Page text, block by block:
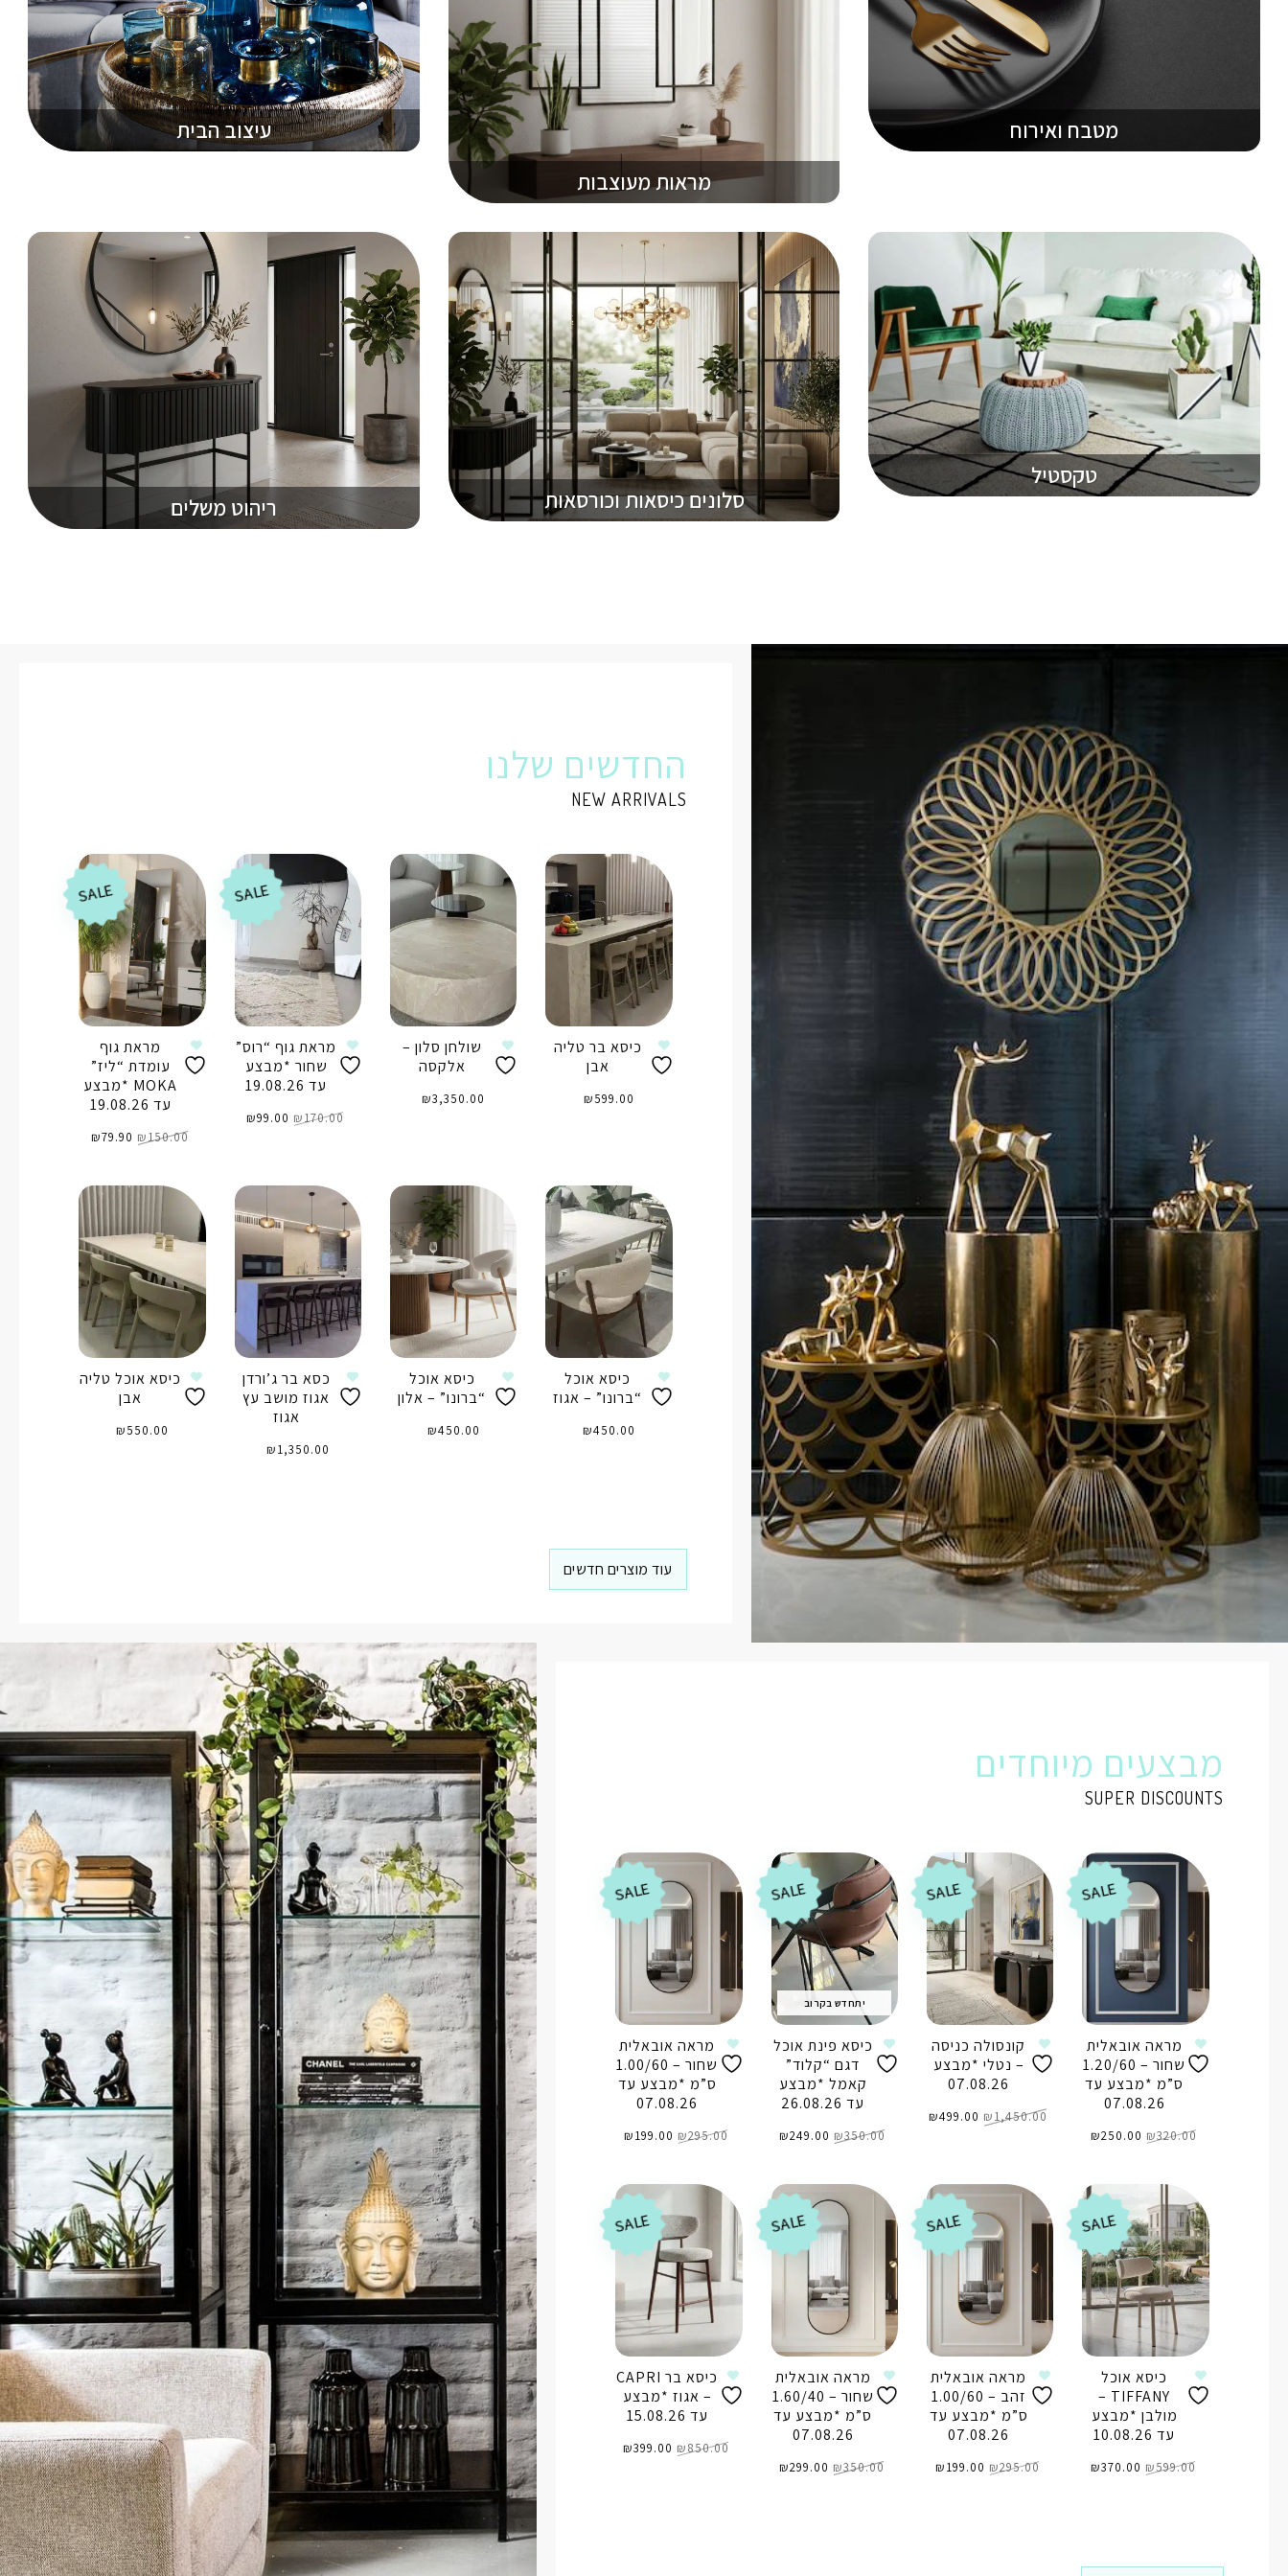
עיצוב הבית
מראות מעוצבות
מטבח ואירוח
ריהוט משלים סלונים כיסאות וכורסאות
טקסטיל
החדשים שלנו
NEW ARRIVALS
SALE
מראת גוף
עומדת “ליז”
MOKA *מבצע
עד 19.08.26
₪150.00 המקורי
היה:
₪79.90 הנוכחי
הוא:
הוספה לסל
SALE
מראת גוף “רוס”
שחור *מבצע
עד 19.08.26
₪170.00 המקורי
היה:
₪99.00 הנוכחי
הוא:
שולחן סלון –
אלקסה
₪3,350.00
כיסא בר טליה
אבן
₪599.00
כיסא אוכל טליה
אבן
₪550.00
כסא בר ג’ורדן
אגוז מושב עץ
אגוז
₪1,350.00
כיסא אוכל
“ברונו” – אלון
₪450.00
כיסא אוכל
“ברונו” – אגוז
₪450.00
עוד מוצרים חדשים
מבצעים מיוחדים
SUPER DISCOUNTS
SALE
מראה אובאלית
שחור – 1.00/60
ס”מ *מבצע עד
07.08.26
₪295.00 המקורי
היה:
₪199.00 הנוכחי
הוא:
הוספה לסל
יתחדש בקרוב
SALE
כיסא פינת אוכל
דגם “קלוד”
קאמל *מבצע
עד 26.08.26
₪350.00 המקורי
היה:
₪249.00 הנוכחי
הוא:
מידע נוסף
SALE
קונסולה כניסה
– נטלי *מבצע
07.08.26
₪1,450.00 המקורי
היה:
₪499.00 הנוכחי
הוא:
₪499.00.
SALE
מראה אובאלית
שחור – 1.20/60
ס”מ *מבצע עד
07.08.26
₪320.00 המקורי
היה:
₪250.00 הנוכחי
הוא:
הוספה לסל
SALE
כיסא בר CAPRI
– אגוז *מבצע
עד 15.08.26
₪850.00 המקורי
היה:
₪399.00 הנוכחי
הוא:
SALE
מראה אובאלית
שחור – 1.60/40
ס”מ *מבצע עד
07.08.26
₪350.00 המקורי
היה:
₪299.00 הנוכחי
הוא:
SALE
מראה אובאלית
זהב – 1.00/60
ס”מ *מבצע עד
07.08.26
₪295.00 המקורי
היה:
₪199.00 הנוכחי
הוא:
SALE
כיסא אוכל
TIFFANY –
מולבן *מבצע
עד 10.08.26
₪599.00 המקורי
היה:
₪370.00 הנוכחי
הוא: